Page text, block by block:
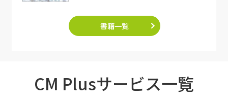
書籍一覧
CM Plusサービス一覧